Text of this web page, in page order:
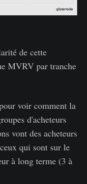
de cette
MVRV par tranche
voir comment la
d'acheteurs
vont des acheteurs
qui sont sur le
à long terme (3 à